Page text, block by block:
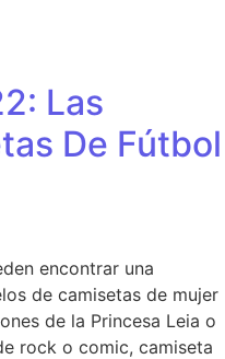
Las
De Fútbol
encontrar una
de camisetas de mujer
de la Princesa Leia o
rock o comic, camiseta